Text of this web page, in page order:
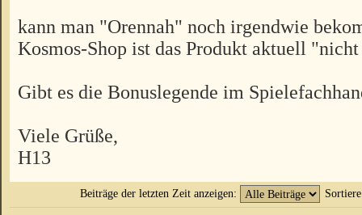
kann man "Orennah" noch irgendwie
Kosmos-Shop ist das Produkt aktuell
Gibt es die Bonuslegende im
Viele Grüße,
H13
Beiträge der letzten Zeit anzeigen: